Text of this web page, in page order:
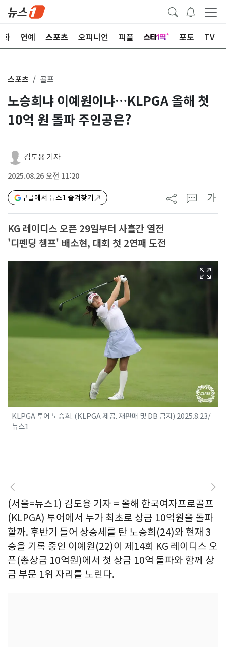
화 연예 스포츠 오피니언 피플 포토 TV
스포츠 골프
노승희냐 이예원이냐…KLPGA 올해 첫
10억 원 돌파 주인공은?
김도용 기자
2025.08.26 오전 11:20
구글에서 뉴스1 즐겨찾기 가
KG 레이디스 오픈 29일부터 사흘간 열전
'디펜딩 챔프' 배소현, 대회 첫 2연패 도전
KLPGA 투어 노승희. (KLPGA 제공. 재판매 및 DB 금지) 2025.8.23/
뉴스1
(서울=뉴스1) 김도용 기자 = 올해 한국여자프로골프
(KLPGA) 투어에서 누가 최초로 상금 10억원을 돌파
할까. 후반기 들어 상승세를 탄 노승희(24)와 현재 3
승을 기록 중인 이예원(22)이 제14회 KG 레이디스 오
픈(총상금 10억원)에서 첫 상금 10억 돌파와 함께 상
금 부문 1위 자리를 노린다.